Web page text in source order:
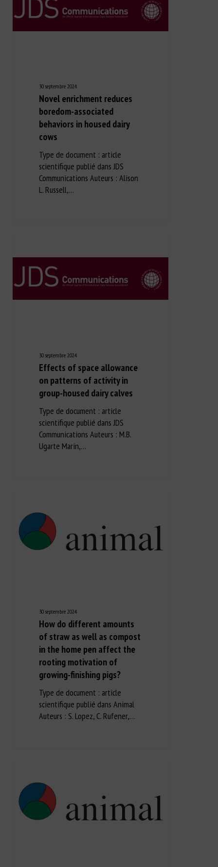
30 septembre 2024
Novel enrichment reduces
boredom-associated
behaviors in housed dairy
cows
Type de document : article
scientifique publié dans JDS
Communications Auteurs : Alison
L. Russell,…
30 septembre 2024
Effects of space allowance
on patterns of activity in
group-housed dairy calves
Type de document : article
scientifique publié dans JDS
Communications Auteurs : M.B.
Ugarte Marin,…
30 septembre 2024
How do different amounts
of straw as well as compost
in the home pen affect the
rooting motivation of
growing-finishing pigs?
Type de document : article
scientifique publié dans Animal
Auteurs : S. Lopez, C. Rufener,…